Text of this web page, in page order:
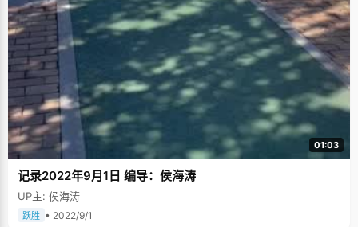
01:03
记录2022年9月1日 编导：侯海涛
UP主: 侯海涛
跃胜 • 2022/9/1